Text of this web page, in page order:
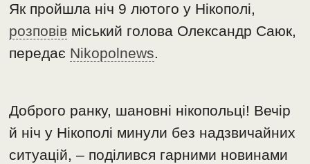
Як пройшла ніч 9 лютого у Нікополі,
розповів міський голова Олександр Саюк,
передає Nikopolnews.
Доброго ранку, шановні нікопольці! Вечір
й ніч у Нікополі минули без надзвичайних
ситуацій, – поділився гарними новинами